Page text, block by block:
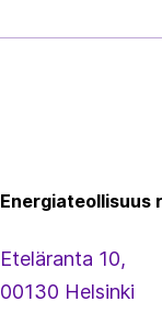
Energiateollisuus
Eteläranta 10,
00130 Helsinki